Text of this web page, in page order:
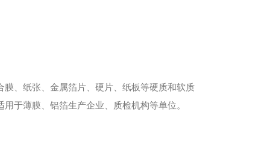
膜、纸张、金属箔片、硬片、纸板等硬质和软质
于薄膜、铝箔生产企业、质检机构等单位。